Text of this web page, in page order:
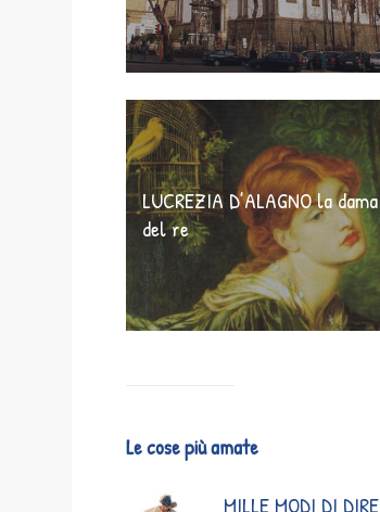
LUCREZIA D’ALAGNO la dama
del re
Le cose più amate
MILLE MODI DI DIRE